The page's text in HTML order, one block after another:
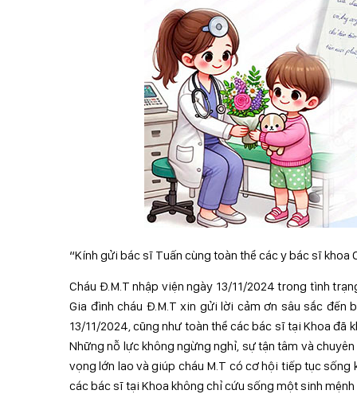
“Kính gửi bác sĩ Tuấn cùng toàn thể các y bác sĩ
Cháu Đ.M.T nhập viện ngày 13/11/2024 trong tình
Gia đình cháu Đ.M.T xin gửi lời cảm ơn sâu sắc
13/11/2024, cũng như toàn thể các bác sĩ tại Khoa đã
Những nỗ lực không ngừng nghỉ, sự tận tâm và
vọng lớn lao và giúp cháu M.T có cơ hội tiếp tục
các bác sĩ tại Khoa không chỉ cứu sống một sinh